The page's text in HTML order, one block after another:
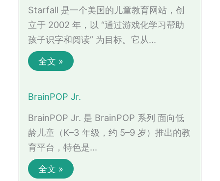
Starfall 是一个美国的儿童教育网站，创
立于 2002 年，以 “通过游戏化学习帮助
孩子识字和阅读” 为目标。它从…
全文 »
BrainPOP Jr.
BrainPOP Jr. 是 BrainPOP 系列 面向低
龄儿童（K–3 年级，约 5–9 岁）推出的教
育平台，特色是…
全文 »